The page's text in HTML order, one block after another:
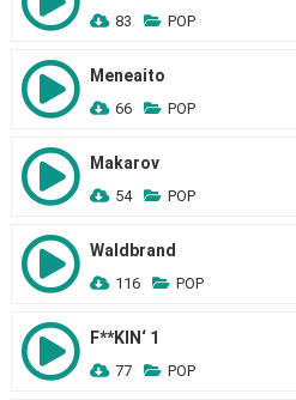
83 POP
Meneaito
66 POP
Makarov
54 POP
Waldbrand
116 POP
F**KIN‘ 1
77 POP